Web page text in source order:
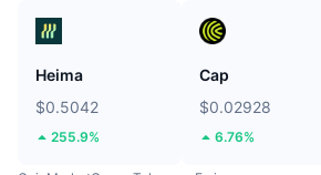
Heima
$0.5042
255.9%
Cap
$0.02928
6.76%